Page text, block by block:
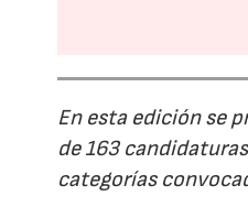
En esta edición se
de 163
categorías